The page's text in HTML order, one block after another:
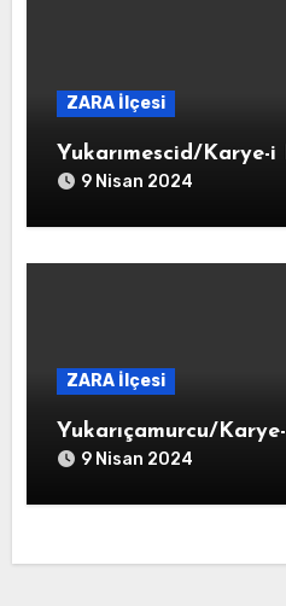
ZARA İlçesi
Yukarımescid/Karye-i
9 Nisan 2024
ZARA İlçesi
Yukarıçamurcu/
9 Nisan 2024